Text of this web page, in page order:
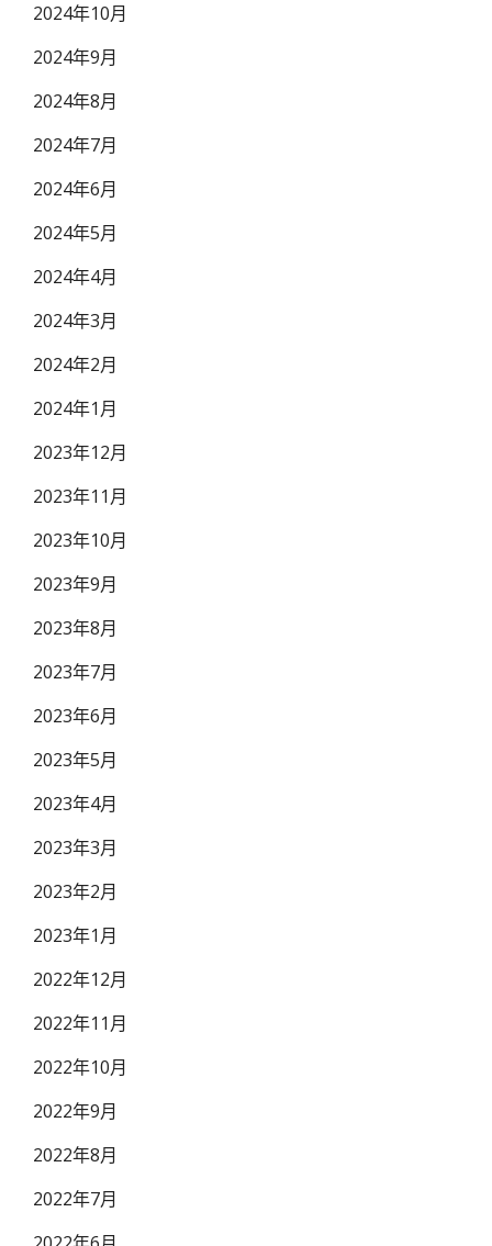
2024年10月
2024年9月
2024年8月
2024年7月
2024年6月
2024年5月
2024年4月
2024年3月
2024年2月
2024年1月
2023年12月
2023年11月
2023年10月
2023年9月
2023年8月
2023年7月
2023年6月
2023年5月
2023年4月
2023年3月
2023年2月
2023年1月
2022年12月
2022年11月
2022年10月
2022年9月
2022年8月
2022年7月